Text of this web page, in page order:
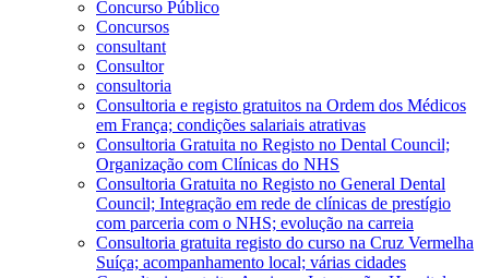
Concurso Público
Concursos
consultant
Consultor
consultoria
Consultoria e registo gratuitos na Ordem dos Médicos
em França; condições salariais atrativas
Consultoria Gratuita no Registo no Dental Council;
Organização com Clínicas do NHS
Consultoria Gratuita no Registo no General Dental
Council; Integração em rede de clínicas de prestígio
com parceria com o NHS; evolução na carreia
Consultoria gratuita registo do curso na Cruz Vermelha
Suíça; acompanhamento local; várias cidades